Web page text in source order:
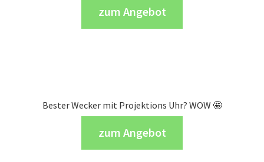
zum Angebot
Bester Wecker mit Projektions Uhr? WOW 🤩
zum Angebot